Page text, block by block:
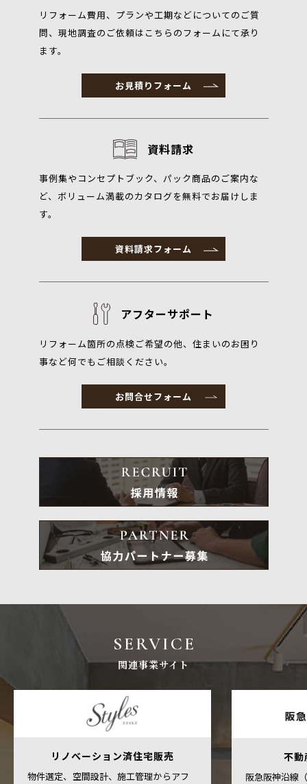
リフォーム費用、プランや工期などについてのご質
問、現地調査のご依頼はこちらのフォームにて承り
ます。
お見積りフォーム
資料請求
事例集やコンセプトブック、パック商品のご案内な
ど、ボリューム満載のカタログを無料でお届けしま
す。
資料請求フォーム
アフターサポート
リフォーム箇所の点検ご希望の他、住まいのお困り
事など何でもご相談ください。
お問合せフォーム
SERVICE
関連事業サイト
リノベーション済住宅販売
物件選定、空間設計、施工管理からアフ
不動
阪急阪神沿線